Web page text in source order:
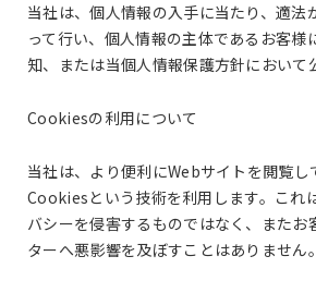
当社は、個人情報の入手に当たり、適法
って行い、個人情報の主体であるお客様
知、または当個人情報保護方針において
Cookiesの利用について
当社は、より便利にWebサイトを閲覧し
Cookiesという技術を利用します。これ
バシーを侵害するものではなく、またお
ターへ悪影響を及ぼすことはありません。